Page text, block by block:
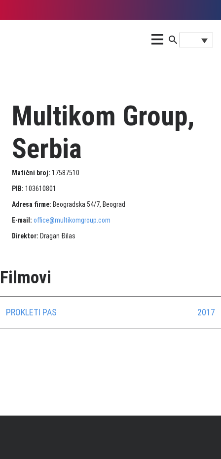
Multikom Group,
Serbia
Matični broj: 17587510
PIB: 103610801
Adresa firme: Beogradska 54/7, Beograd
E-mail: office@multikomgroup.com
Direktor: Dragan Đilas
Filmovi
PROKLETI PAS 2017